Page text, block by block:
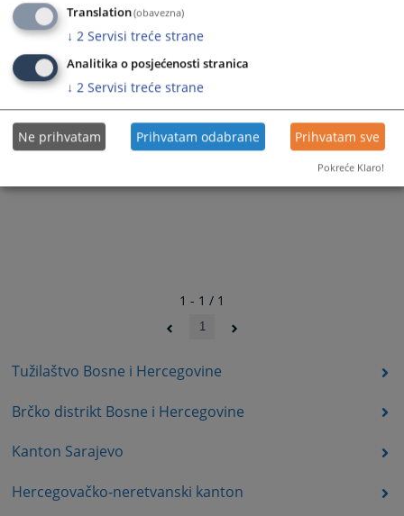
Tužilaštvo Bosne i Hercegovine
Brčko distrikt Bosne i Hercegovine
Kanton Sarajevo
Hercegovačko-neretvanski kanton
1 - 1 / 1
1
Translation(obavezna)
↓ 2 Servisi treće strane
Analitika o posjećenosti stranica
↓ 2 Servisi treće strane
Ne prihvatam Prihvatam odabrane Prihvatam sve
Pokreće Klaro!